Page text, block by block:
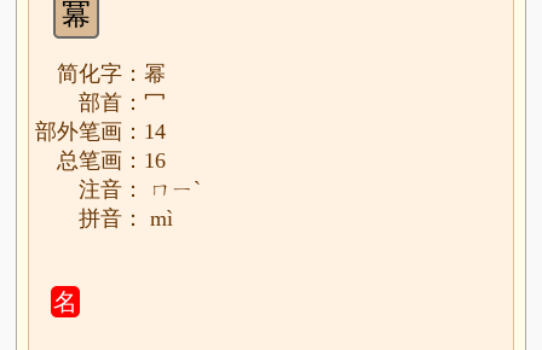
冪
简化字：幂
部首：冖
部外笔画：14
总笔画：16
注音： ㄇㄧˋ
拼音： mì
名